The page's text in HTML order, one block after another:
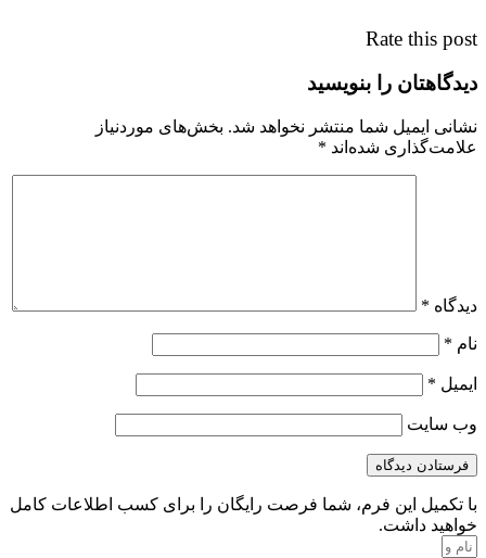
Rate this post
دیدگاهتان را بنویسید
نشانی ایمیل شما منتشر نخواهد شد. بخش‌های موردنیاز
علامت‌گذاری شده‌اند *
دیدگاه *
نام *
ایمیل *
وب‌ سایت
با تکمیل این فرم، شما فرصت رایگان را برای کسب اطلاعات کامل
خواهید داشت.